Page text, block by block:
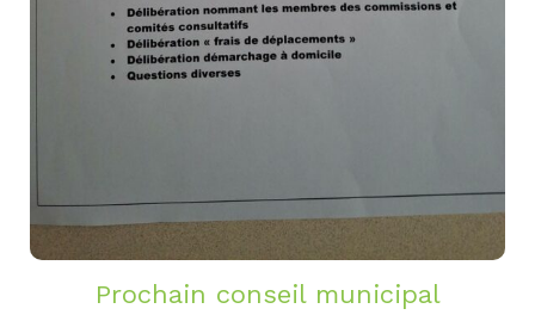
Prochain conseil municipal